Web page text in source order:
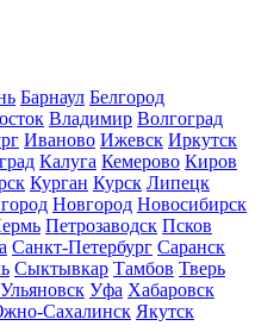
Барнаул Белгород
Владимир Волгоград
Иваново Ижевск Иркутск
Калуга Кемерово Киров
Курган Курск Липецк
Новгород Новосибирск
Петрозаводск Псков
Санкт-Петербург Саранск
Сыктывкар Тамбов Тверь
Ульяновск Уфа Хабаровск
Сахалинск Якутск